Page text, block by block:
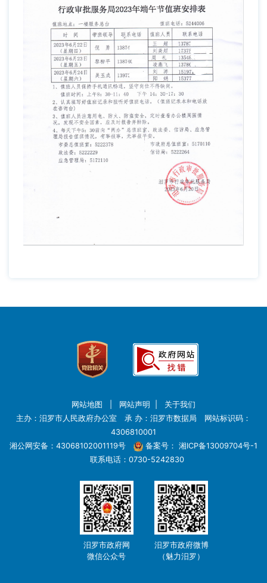
网站地图 网站声明
关于我们
主办：汨罗市人民政府办公室 承 办：汨罗市数据局 网站标识码：
4306810001
湘公网安备：43068102001119号
备案号： 湘ICP备13009704号-1
联系电话：0730-5242830
汨罗市政府网
微信公众号
汨罗市政府微博
（魅力汨罗）